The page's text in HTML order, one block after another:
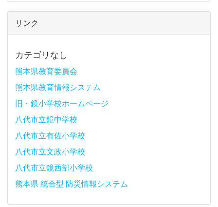
リンク
カテゴリなし
熊本県教育委員会
熊本県教育情報システム
旧・鏡小学校ホームページ
八代市立鏡中学校
八代市立有佐小学校
八代市立文政小学校
八代市立鏡西部小学校
熊本県 統合型 防災情報システム